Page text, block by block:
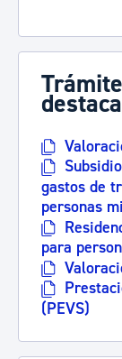
gastos de
personas
para
(PEVS)